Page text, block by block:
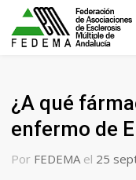
¿A qué
enfermo de
Por FEDEMA el 25